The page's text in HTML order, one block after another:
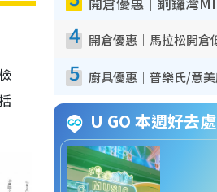
4
5
U GO 本週好去處